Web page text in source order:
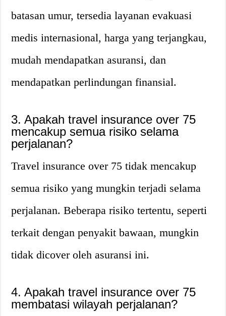
batasan umur, tersedia layanan evakuasi
medis internasional, harga yang terjangkau,
mudah mendapatkan asuransi, dan
mendapatkan perlindungan finansial.
3. Apakah travel insurance over 75
mencakup semua risiko selama
perjalanan?
Travel insurance over 75 tidak mencakup
semua risiko yang mungkin terjadi selama
perjalanan. Beberapa risiko tertentu, seperti
terkait dengan penyakit bawaan, mungkin
tidak dicover oleh asuransi ini.
4. Apakah travel insurance over 75
membatasi wilayah perjalanan?